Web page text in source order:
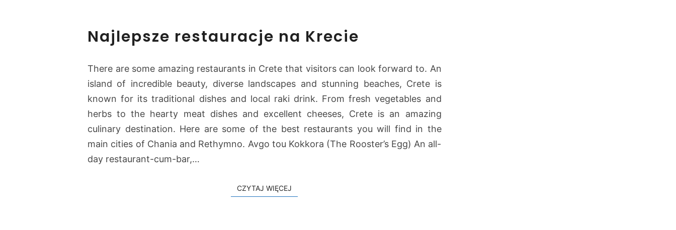
a
e
p
s
z
e
e
a
Najlepsze restauracje na Krecie
There are some amazing restaurants in Crete that visitors can look forward to. An
island of incredible beauty, diverse landscapes and stunning beaches, Crete is
known for its traditional dishes and local raki drink. From fresh vegetables and
herbs to the hearty meat dishes and excellent cheeses, Crete is an amazing
culinary destination. Here are some of the best restaurants you will find in the
main cities of Chania and Rethymno. Avgo tou Kokkora (The Rooster’s Egg) An all-
day restaurant-cum-bar,…
CZYTAJ WIĘCEJ